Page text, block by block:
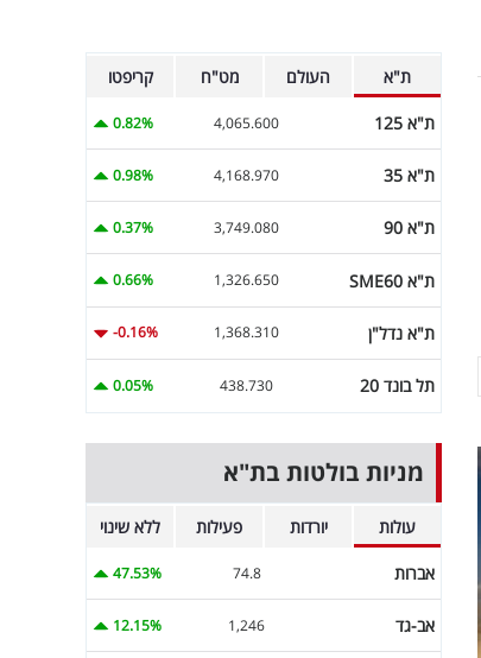
ת"א העולם מט"ח קריפטו
ת"א 125 4,065.600
0.82%
ת"א 35 4,168.970
0.98%
ת"א 90 3,749.080
0.37%
ת"א SME60 1,326.650
0.66%
ת"א נדל"ן 1,368.310
-0.16%
תל בונד 20 438.730
0.05%
מניות בולטות בת"א
עולות יורדות פעילות ללא שינוי
אברות 74.8
47.53%
אב-גד 1,246
12.15%